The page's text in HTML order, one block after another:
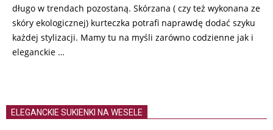
długo w trendach pozostaną. Skórzana ( czy też wykonana ze
skóry ekologicznej) kurteczka potrafi naprawdę dodać szyku
każdej stylizacji. Mamy tu na myśli zarówno codzienne jak i
eleganckie …
ELEGANCKIE SUKIENKI NA WESELE